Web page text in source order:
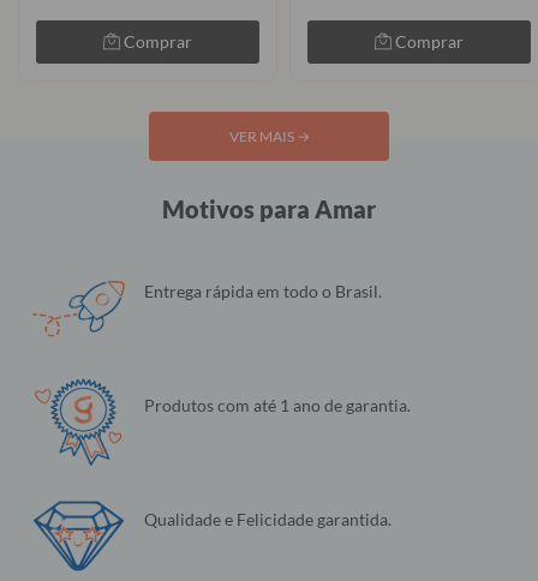
Comprar Comprar
VER MAIS →
Motivos para Amar
Entrega rápida em todo o Brasil.
Produtos com até 1 ano de garantia.
Qualidade e Felicidade garantida.